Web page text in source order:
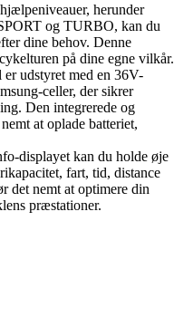
herunder
og TURBO, kan du
dine behov. Denne
på dine egne vilkår.
udstyret med en 36V-
celler, der sikrer
Den integrerede og
at oplade batteriet,
displayet kan du holde øje
fart, tid, distance
det nemt at optimere din
præstationer.